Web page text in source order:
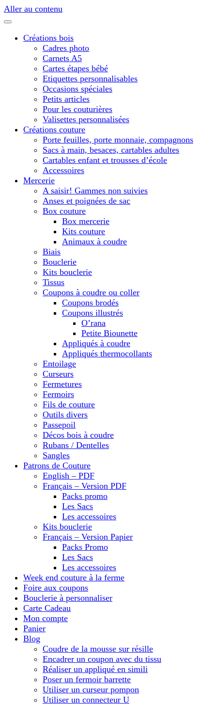
Aller au contenu
Créations bois
Cadres photo
Carnets A5
Cartes étapes bébé
Etiquettes personnalisables
Occasions spéciales
Petits articles
Pour les couturières
Valisettes personnalisées
Créations couture
Porte feuilles, porte monnaie, compagnons
Sacs à main, besaces, cartables adultes
Cartables enfant et trousses d’école
Accessoires
Mercerie
A saisir! Gammes non suivies
Anses et poignées de sac
Box couture
Box mercerie
Kits couture
Animaux à coudre
Biais
Bouclerie
Kits bouclerie
Tissus
Coupons à coudre ou coller
Coupons brodés
Coupons illustrés
O’rana
Petite Biounette
Appliqués à coudre
Appliqués thermocollants
Entoilage
Curseurs
Fermetures
Fermoirs
Fils de couture
Outils divers
Passepoil
Décos bois à coudre
Rubans / Dentelles
Sangles
Patrons de Couture
English – PDF
Français – Version PDF
Packs promo
Les Sacs
Les accessoires
Kits bouclerie
Français – Version Papier
Packs Promo
Les Sacs
Les accessoires
Week end couture à la ferme
Foire aux coupons
Bouclerie à personnaliser
Carte Cadeau
Mon compte
Panier
Blog
Coudre de la mousse sur résille
Encadrer un coupon avec du tissu
Réaliser un appliqué en simili
Poser un fermoir barrette
Utiliser un curseur pompon
Utiliser un connecteur U